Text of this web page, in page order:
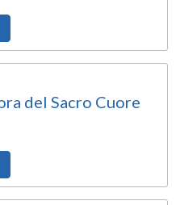
del Sacro Cuore